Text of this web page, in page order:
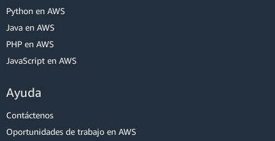
Python en AWS
Java en AWS
PHP en AWS
JavaScript en AWS
Ayuda
Contáctenos
Oportunidades de trabajo en AWS